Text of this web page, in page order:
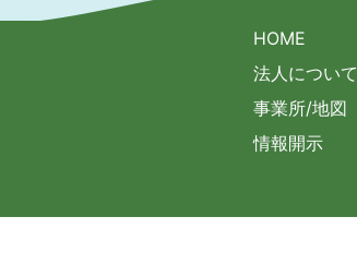
HOME
法人について
事業所/地図
情報開示